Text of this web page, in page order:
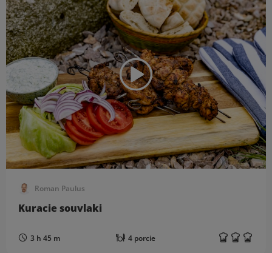
Roman Paulus
Kuracie souvlaki
3 h 45 m 4 porcie